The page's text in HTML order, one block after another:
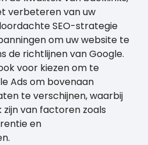
verbeteren van uw
SEO-strategie
om uw website te
de richtlijnen van Google.
voor kiezen om te
Ads om bovenaan
te verschijnen, waarbij
van factoren zoals
en